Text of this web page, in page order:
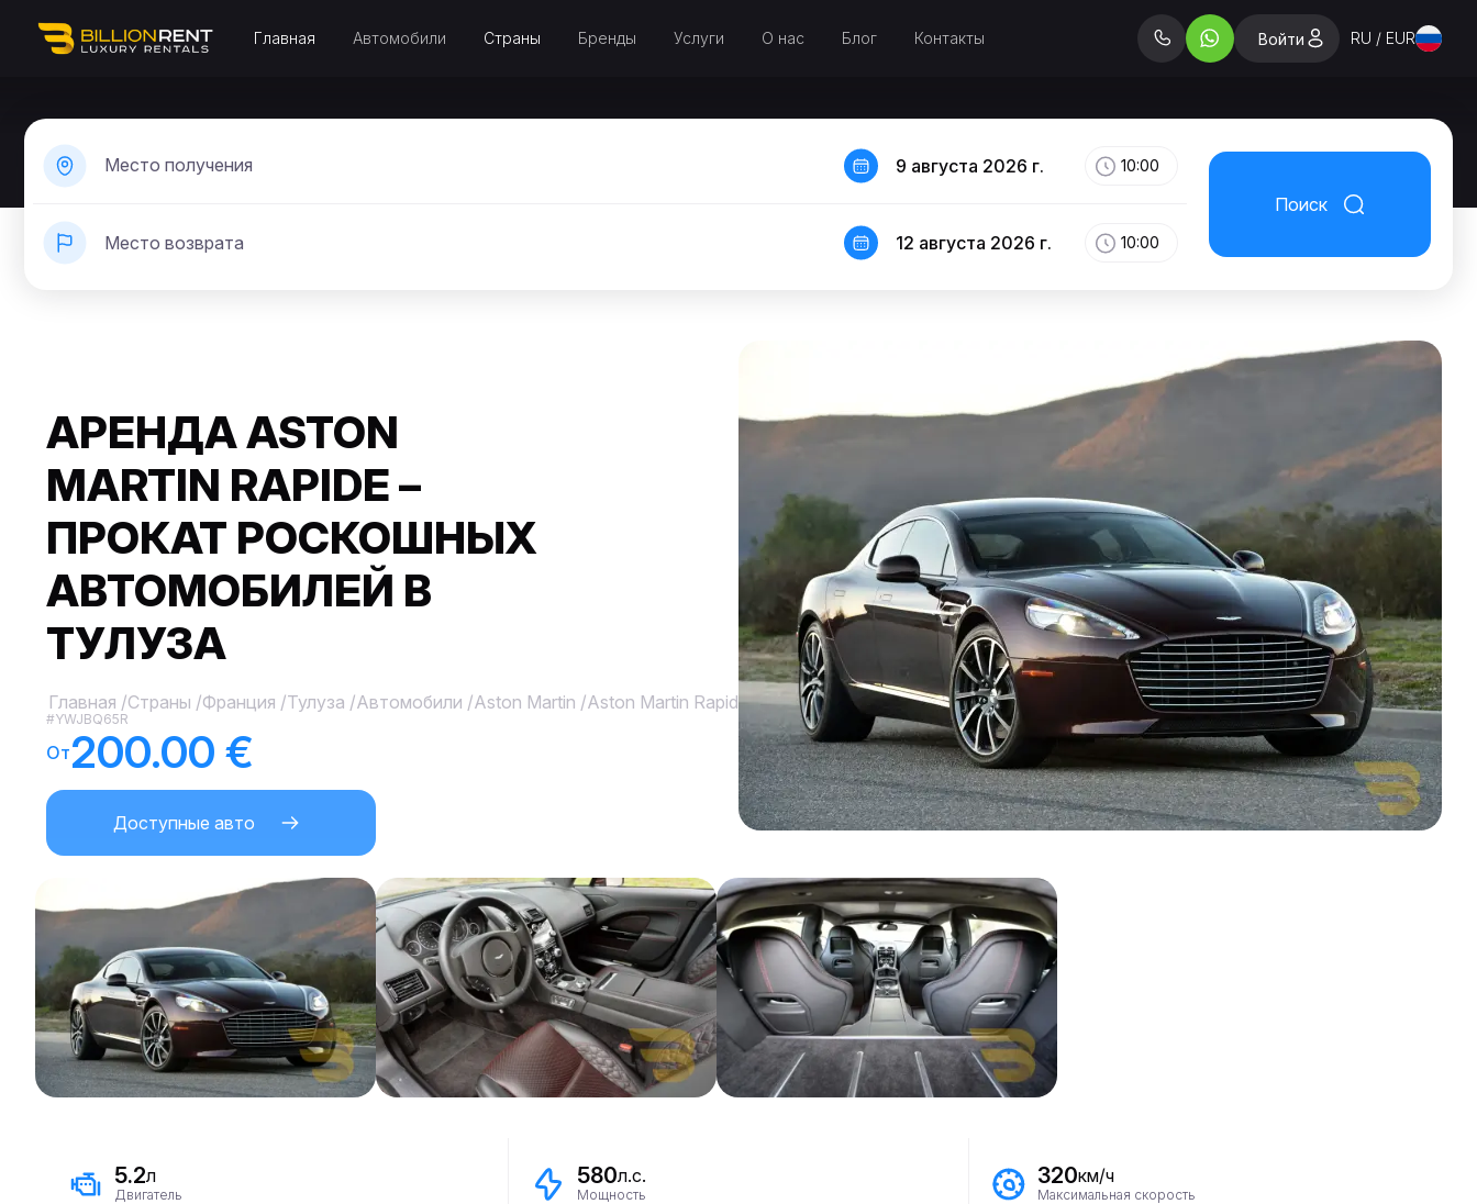
Главная Автомобили Страны Бренды Услуги О нас Блог Контакты Войти RU / EUR
Место получения
Место возврата
9 августа 2026 г. 10:00
12 августа 2026 г. 10:00
Поиск
АРЕНДА ASTON
MARTIN RAPIDE –
ПРОКАТ РОСКОШНЫХ
АВТОМОБИЛЕЙ В
ТУЛУЗА
Главная /Страны /Франция /Тулуза /Автомобили /Aston Martin /Aston Martin Rapide
#YWJBQ65R
От200.00 €
Доступные авто
5.2л
Двигатель
580л.с.
Мощность
320км/ч
Максимальная скорость